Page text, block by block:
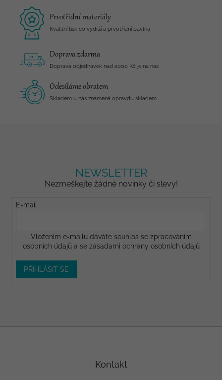
Prvotřídní materiály
Kvalitní tisk co vydrží a prvotřídní bavlna
Doprava zdarma
Doprava objednávek nad 2000 Kč je na nás
Odesíláme obratem
Skladem u nás znamená opravdu skladem
NEWSLETTER
Nezmeškejte žádné novinky či slevy!
E-mail
Vložením e-mailu dáváte souhlas se zpracováním
osobních údajů a se zásadami ochrany osobních údajů
PŘIHLÁSIT SE
Kontakt